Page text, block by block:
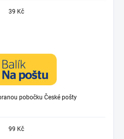
39 Kč
pobočku České pošty
99 Kč